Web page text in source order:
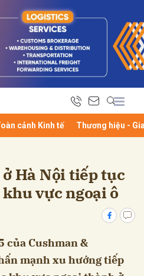
cảnh Kinh tế Thương hiệu -
Hà Nội tiếp tục
vực ngoại ô
của Cushman &
mạnh xu hướng tiếp
Hủy